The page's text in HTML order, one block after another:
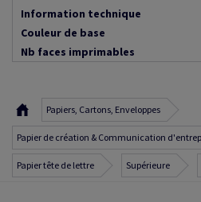
Information technique
Couleur de base
Nb faces imprimables
Papiers, Cartons, Enveloppes
Papier de création & Communication
Papier tête de lettre Supérieure